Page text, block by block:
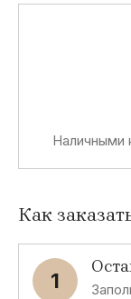
Наличными
Как
1